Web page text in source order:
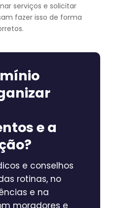
serviços e solicitar
fazer isso de forma
e a
e conselhos
rotinas, no
e na
moradores e